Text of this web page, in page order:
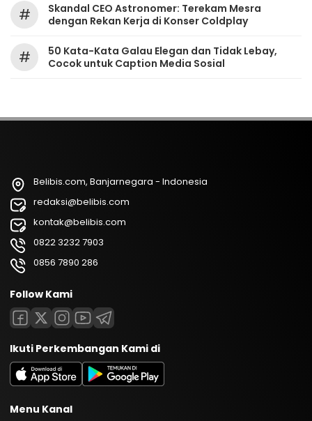
#
Skandal CEO Astronomer: Terekam Mesra
dengan Rekan Kerja di Konser Coldplay
#
50 Kata-Kata Galau Elegan dan Tidak Lebay,
Cocok untuk Caption Media Sosial
Belibis.com, Banjarnegara - Indonesia
redaksi@belibis.com
kontak@belibis.com
0822 3232 7903
0856 7890 286
Follow Kami
Ikuti Perkembangan Kami di
Menu Kanal